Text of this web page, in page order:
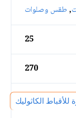
,طقس وصلوات
25
270
الكاثوليك